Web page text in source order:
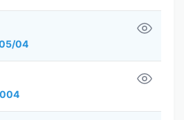
04